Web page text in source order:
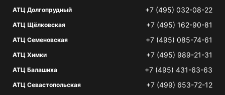
АТЦ Долгопрудный +7 (495) 032-08-22
АТЦ Щёлковская +7 (495) 162-90-81
АТЦ Семеновская +7 (495) 085-74-61
АТЦ Химки +7 (495) 989-21-31
АТЦ Балашиха +7 (495) 431-63-63
АТЦ Севастопольская +7 (499) 653-72-12